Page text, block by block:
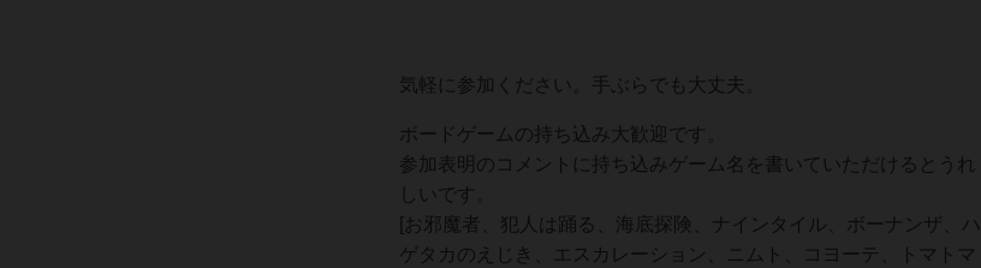
気軽に参加ください。手ぶらでも大丈夫。
ボードゲームの持ち込み大歓迎です。
参加表明のコメントに持ち込みゲーム名を書いていただけるとうれ
しいです。
[お邪魔者、犯人は踊る、海底探険、ナインタイル、ボーナンザ、ハ
ゲタカのえじき、エスカレーション、ニムト、コヨーテ、トマトマ